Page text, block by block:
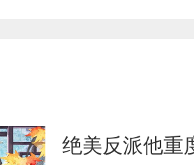
绝美反派他重